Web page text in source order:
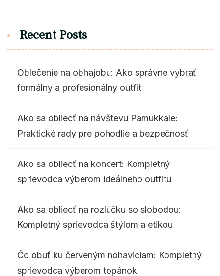
Recent Posts
Oblečenie na obhajobu: Ako správne vybrať
formálny a profesionálny outfit
Ako sa obliecť na návštevu Pamukkale:
Praktické rady pre pohodlie a bezpečnosť
Ako sa obliecť na koncert: Kompletný
sprievodca výberom ideálneho outfitu
Ako sa obliecť na rozlúčku so slobodou:
Kompletný sprievodca štýlom a etikou
Čo obuť ku červeným nohaviciam: Kompletný
sprievodca výberom topánok